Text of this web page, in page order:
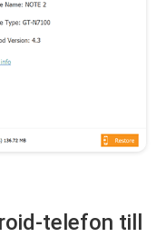
telefon till